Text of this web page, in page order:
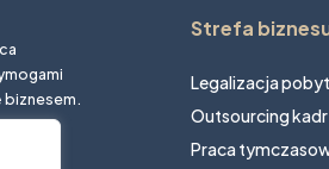
biznesem.
Strefa
Legalizacja
Outsourcing kadr
Praca